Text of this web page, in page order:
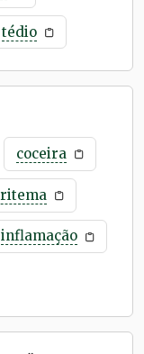
tédio
coceira
inflamação